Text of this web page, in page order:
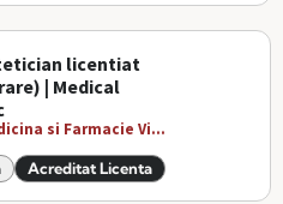
licentiat
| Medical
si Farmacie Vi...
Acreditat Licenta